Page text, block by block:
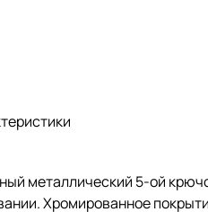
металлический 5-ой
Хромированное